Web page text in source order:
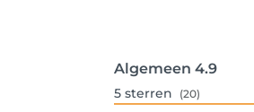
Algemeen 4.9
5 sterren (20)